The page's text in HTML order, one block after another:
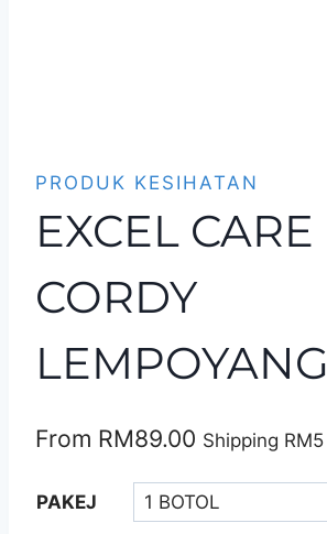
PRODUK KESIHATAN
EXCEL CARE
CORDY
LEMPOYANG
From RM89.00 Shipping RM5
PAKEJ